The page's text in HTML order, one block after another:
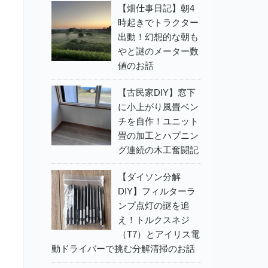
【畑仕事日記】朝4
時起きでトラクター
出動！幻想的な朝も
やと謎のメーター数
値のお話
【古民家DIY】窓下
に小上がり風畳ベン
チを自作！ユニット
畳の加工とハプニン
グ連続の木工奮闘記
【ダイソン分解
DIY】フィルターラ
ンプ点灯の謎を追
え！トルクスネジ
（T7）とアイリス電
動ドライバーで挑む分解清掃のお話